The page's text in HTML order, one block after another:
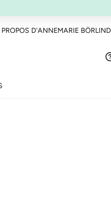
Set de Voyage :
D'ANNEMARIE BÖRLIND